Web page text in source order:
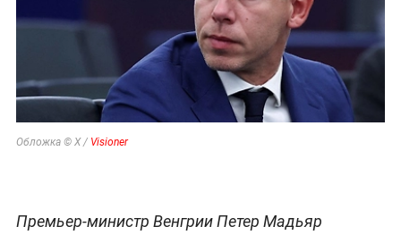
Обложка © X / Visioner
Премьер-министр Венгрии Петер Мадьяр